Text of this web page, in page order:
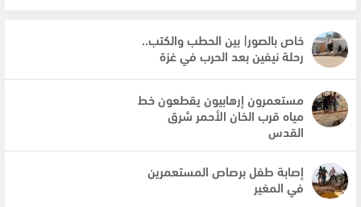
خاص بالصور| بين الحطب والكتب..
رحلة نيفين بعد الحرب في غزة
مستعمرون إرهابيون يقطعون خط
مياه قرب الخان الأحمر شرق
القدس
إصابة طفل برصاص المستعمرين
في المغير